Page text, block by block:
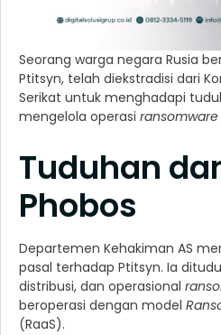
Seorang warga negara Rusia
Ptitsyn, telah diekstradisi dari
Serikat untuk menghadapi
mengelola operasi ransomware
Tuduhan
Phobos
Departemen Kehakiman AS
pasal terhadap Ptitsyn. Ia
distribusi, dan operasional
beroperasi dengan model
(RaaS).